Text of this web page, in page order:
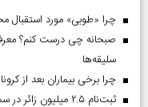
چرا «طوبی» مورد استقبال
سلیقه‌ها
چرا برخی بیماران بعد از
ثبت‌نام ۲.۵ میلیون زائر در سماح | عبور ۱.۷ میلیون نفر از مرز‌های اربعین